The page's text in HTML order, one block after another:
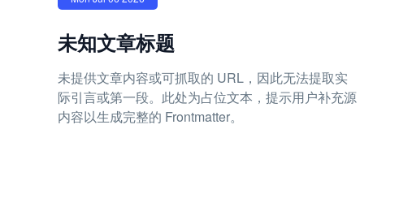
未知文章标题
未提供文章内容或可抓取的 URL，因此无法提取实
际引言或第一段。此处为占位文本，提示用户补充源
内容以生成完整的 Frontmatter。